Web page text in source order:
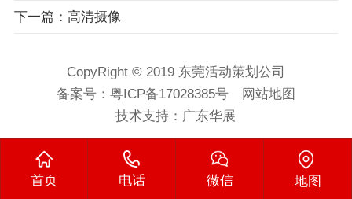
下一篇：高清摄像
CopyRight © 2019 东莞活动策划公司
备案号： 粤ICP备17028385号
网站地图
技术支持： 广东华展
首页 电话 微信 地图